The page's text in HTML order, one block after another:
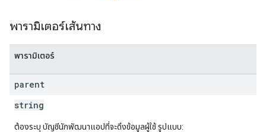
พารามิเตอร์เส้นทาง
พารามิเตอร์
parent
string
ต้องระบุ บัญชีนักพัฒนาแอปที่จะดึงข้อมูลผู้ใช้ รูปแบบ: